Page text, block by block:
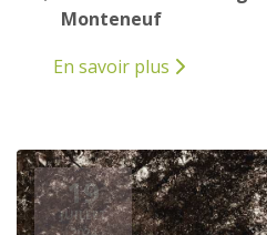
Monteneuf
En savoir plus
19
JUILLET